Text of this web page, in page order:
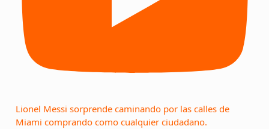
Lionel Messi sorprende caminando por las calles de
Miami comprando como cualquier ciudadano.